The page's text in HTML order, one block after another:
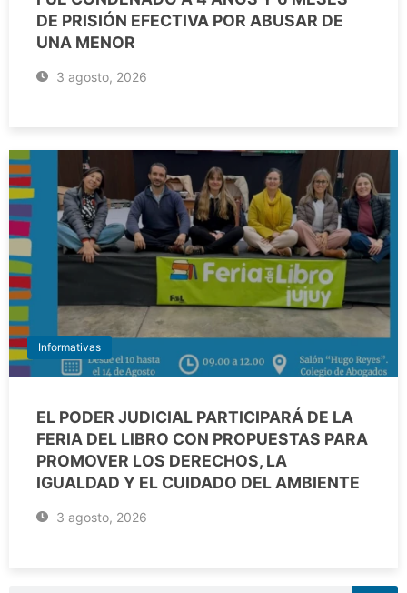
DE PRISIÓN EFECTIVA POR ABUSAR DE
UNA MENOR
3 agosto, 2026
Informativas
EL PODER JUDICIAL PARTICIPARÁ DE LA
FERIA DEL LIBRO CON PROPUESTAS PARA
PROMOVER LOS DERECHOS, LA
IGUALDAD Y EL CUIDADO DEL AMBIENTE
3 agosto, 2026